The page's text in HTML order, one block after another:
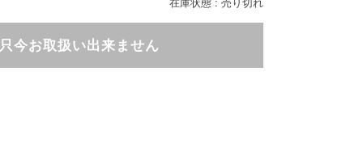
只今お取扱い出来ません